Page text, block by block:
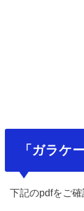
「ガラケ
下記のpdfをご確